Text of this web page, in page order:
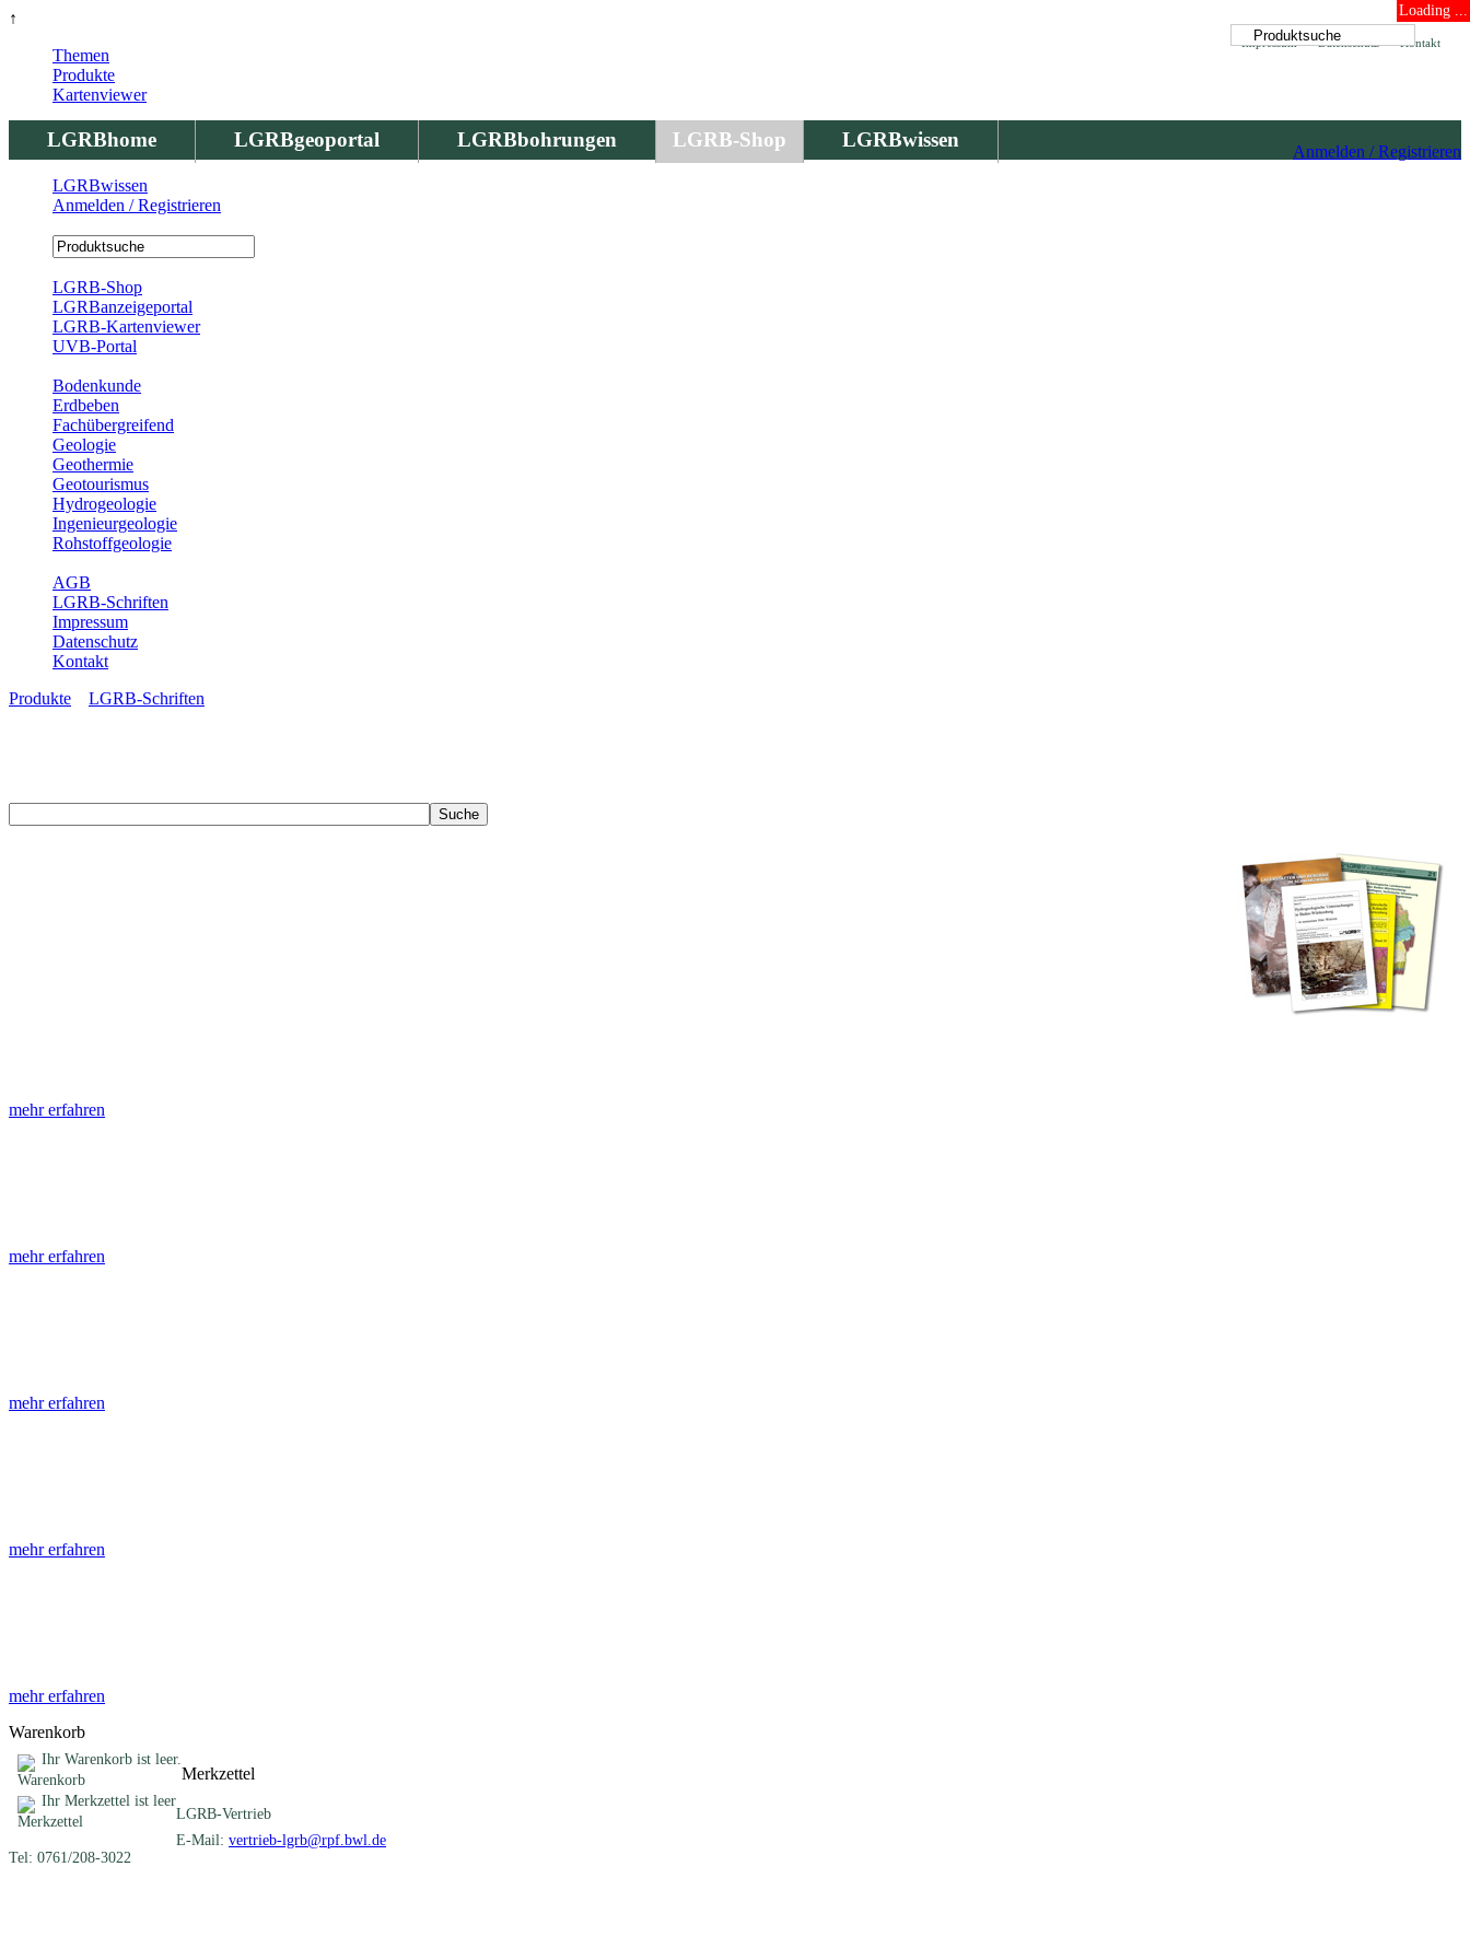
↑ Loading ...
Kontakt
Datenschutz
Impressum
LGRBhome LGRBgeoportal LGRBbohrungen LGRB-Shop LGRBwissen
Anmelden / Registrieren
Themen
Produkte
Kartenviewer
LGRBwissen
Anmelden / Registrieren
LGRB-Shop
LGRBanzeigeportal
LGRB-Kartenviewer
UVB-Portal
Bodenkunde
Erdbeben
Fachübergreifend
Geologie
Geothermie
Geotourismus
Hydrogeologie
Ingenieurgeologie
Rohstoffgeologie
AGB
LGRB-Schriften
Impressum
Datenschutz
Kontakt
Produkte
LGRB-Schriften
mehr erfahren
mehr erfahren
mehr erfahren
mehr erfahren
mehr erfahren
Warenkorb
Ihr Warenkorb ist leer.
Merkzettel
Ihr Merkzettel ist leer
LGRB-Vertrieb
E-Mail: vertrieb-lgrb@rpf.bwl.de
Tel: 0761/208-3022